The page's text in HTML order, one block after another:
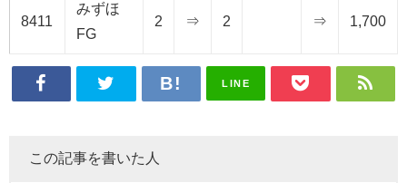
8411
みずほ
FG
2 ⇒ 2 ⇒ 1,700
LINE
この記事を書いた人